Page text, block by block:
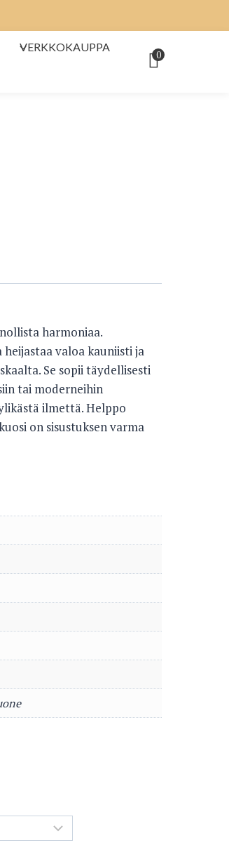
VERKKOKAUPPA
0
harmoniaa.
valoa kauniisti ja
Se sopii täydellisesti
tai moderneihin
ilmettä. Helppo
on sisustuksen varma